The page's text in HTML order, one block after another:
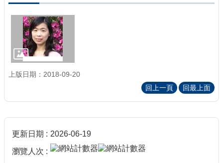
上版日期：2018-09-20
回上一頁
回最上面
更新日期 2026-06-19
瀏覽人次